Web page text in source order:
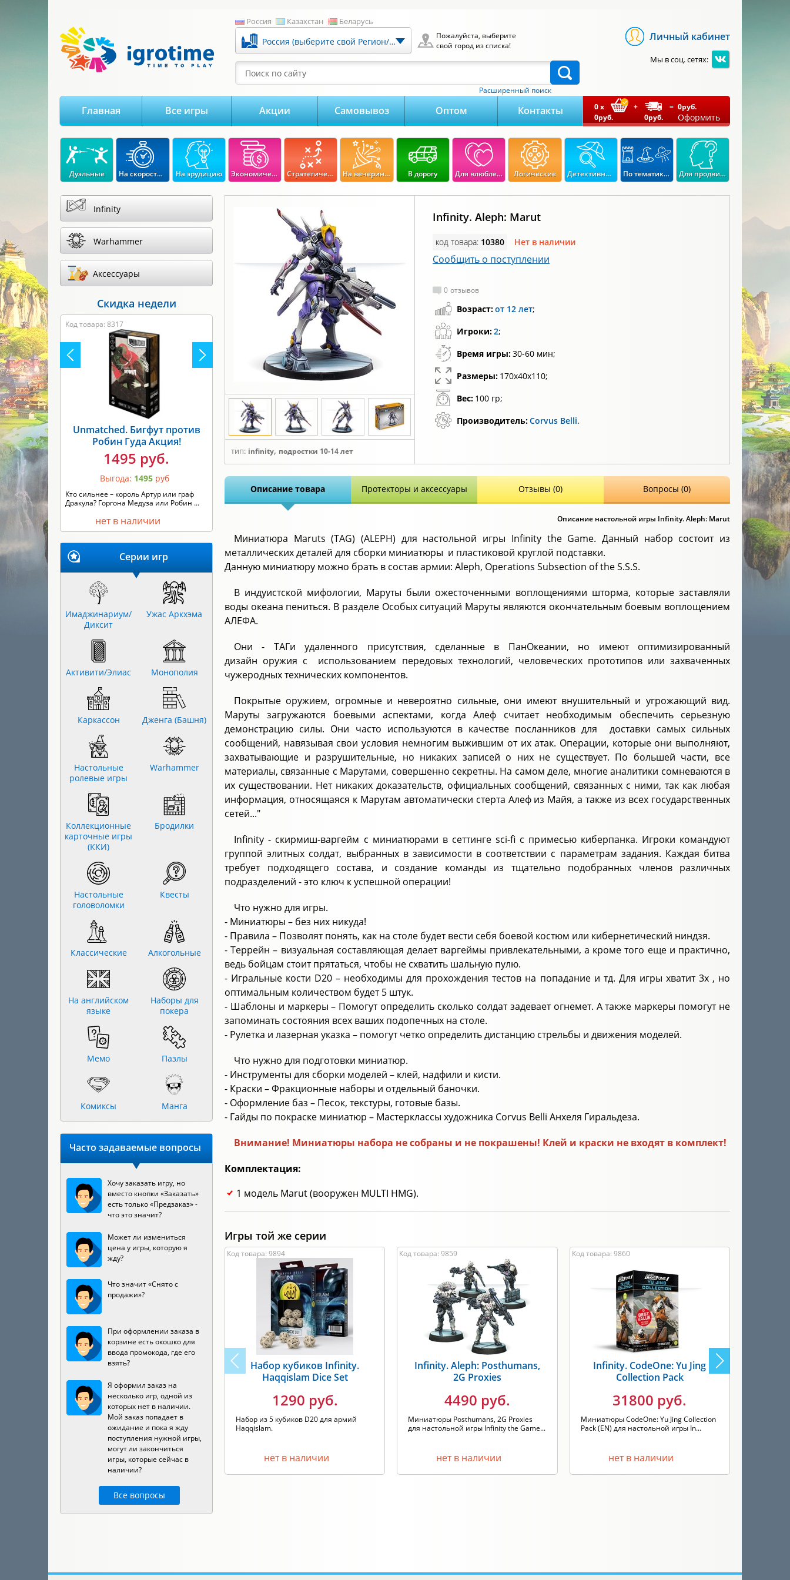
Россия Казахстан Беларусь
Россия (выберите свой Регион/Город)
Пожалуйста, выберите
свой город из списка!
Поиск по сайту
Расширенный поиск
Личный кабинет
Мы в соц. сетях:
Главная Все игры Акции Самовывоз Оптом Контакты 0x
0руб.
+
0руб.
= 0руб.
Оформить
Дуэльные На скорость реакции На эрудицию Экономические Стратегические На вечеринку В дорогу Для влюбленных Логические Детективные По тематикам Для продвинутых
тип: infinity, подростки 10-14 лет
Infinity. Aleph: Marut
код товара: 10380 Нет в наличии
Сообщить о поступлении
0 отзывов
Возраст:от 12 лет;
Игроки:2;
Время игры:30-60 мин;
Размеры: 170х40х110;
Вес: 100 гр;
Производитель:Corvus Belli.
Описание товара Протекторы и аксессуары Отзывы (0) Вопросы (0)
Описание настольной игры Infinity. Aleph: Marut
Миниатюра Maruts (TAG) (ALEPH) для настольной игры Infinity the Game. Данный набор состоит из
металлических деталей для сборки миниатюры и пластиковой круглой подставки.
Данную миниатюру можно брать в состав армии: Aleph, Operations Subsection of the S.S.S.
В индуистской мифологии, Маруты были ожесточенными воплощениями шторма, которые заставляли
воды океана пениться. В разделе Особых ситуаций Маруты являются окончательным боевым воплощением
АЛЕФА.
Они - ТАГи удаленного присутствия, сделанные в ПанОкеании, но имеют оптимизированный
дизайн оружия с использованием передовых технологий, человеческих прототипов или захваченных
чужеродных технических компонентов.
Покрытые оружием, огромные и невероятно сильные, они имеют внушительный и угрожающий вид.
Маруты загружаются боевыми аспектами, когда Алеф считает необходимым обеспечить серьезную
демонстрацию силы. Они часто используются в качестве посланников для доставки самых сильных
сообщений, навязывая свои условия немногим выжившим от их атак. Операции, которые они выполняют,
захватывающие и разрушительные, но никаких записей о них не существует. По большей части, все
материалы, связанные с Марутами, совершенно секретны. На самом деле, многие аналитики сомневаются в
их существовании. Нет никаких доказательств, официальных сообщений, связанных с ними, так как любая
информация, относящаяся к Марутам автоматически стерта Алеф из Майя, а также из всех государственных
сетей..."
Infinity - скирмиш-варгейм с миниатюрами в сеттинге sci-fi с примесью киберпанка. Игроки командуют
группой элитных солдат, выбранных в зависимости в соответствии с параметрам задания. Каждая битва
требует подходящего состава, и создание команды из тщательно подобранных членов различных
подразделений - это ключ к успешной операции!
Что нужно для игры.
- Миниатюры – без них никуда!
- Правила – Позволят понять, как на столе будет вести себя боевой костюм или кибернетический ниндзя.
- Террейн – визуальная составляющая делает варгеймы привлекательными, а кроме того еще и практично,
ведь бойцам стоит прятаться, чтобы не схватить шальную пулю.
- Игральные кости D20 – необходимы для прохождения тестов на попадание и тд. Для игры хватит 3х , но
оптимальным количеством будет 5 штук.
- Шаблоны и маркеры – Помогут определить сколько солдат задевает огнемет. А также маркеры помогут не
запоминать состояния всех ваших подопечных на столе.
- Рулетка и лазерная указка – помогут четко определить дистанцию стрельбы и движения моделей.
Что нужно для подготовки миниатюр.
- Инструменты для сборки моделей – клей, надфили и кисти.
- Краски – Фракционные наборы и отдельный баночки.
- Оформление баз – Песок, текстуры, готовые базы.
- Гайды по покраске миниатюр – Мастерклассы художника Corvus Belli Анхеля Гиральдеза.
Внимание! Миниатюры набора не собраны и не покрашены! Клей и краски не входят в комплект!
Комплектация:
1 модель Marut (вооружен MULTI HMG).
Игры той же серии
Код товара: 9894
Набор кубиков Infinity.
Haqqislam Dice Set
1290 руб.
Набор из 5 кубиков D20 для армий
Haqqislam.
нет в наличии
Код товара: 9859
Infinity. Aleph: Posthumans,
2G Proxies
4490 руб.
Миниатюры Posthumans, 2G Proxies
для настольной игры Infinity the Game...
нет в наличии
Код товара: 9860
Infinity. CodeOne: Yu Jing
Collection Pack
31800 руб.
Миниатюры CodeOne: Yu Jing Collection
Pack (EN) для настольной игры In...
нет в наличии
Infinity
Warhammer
Аксессуары
Скидка недели
Код товара: 8317
Unmatched. Бигфут против
Робин Гуда Акция!
1495 руб.
Выгода: 1495 руб
Кто сильнее – король Артур или граф
Дракула? Горгона Медуза или Робин ...
нет в наличии
Серии игр
Имаджинариум/
Диксит
Ужас Аркхэма
Активити/Элиас Монополия
Каркассон Дженга (Башня)
Настольные
ролевые игры
Warhammer
Коллекционные
карточные игры
(ККИ)
Бродилки
Настольные
головоломки
Квесты
Классические Алкогольные
На английском
языке
Наборы для
покера
Мемо Пазлы
Комиксы Манга
Часто задаваемые вопросы
Хочу заказать игру, но
вместо кнопки «Заказать»
есть только «Предзаказ» -
что это значит?
Может ли измениться
цена у игры, которую я
жду?
Что значит «Снято с
продажи»?
При оформлении заказа в
корзине есть окошко для
ввода промокода, где его
взять?
Я оформил заказ на
несколько игр, одной из
которых нет в наличии.
Мой заказ попадает в
ожидание и пока я жду
поступления нужной игры,
могут ли закончиться
игры, которые сейчас в
наличии?
Все вопросы